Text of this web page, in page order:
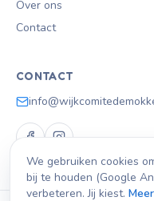
Over ons
Contact
CONTACT
We gebruiken cookies
bij te houden (Google
verbeteren. Jij kiest.